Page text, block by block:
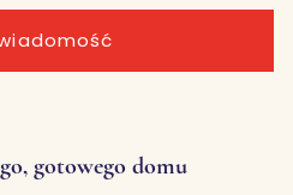
gotowego domu